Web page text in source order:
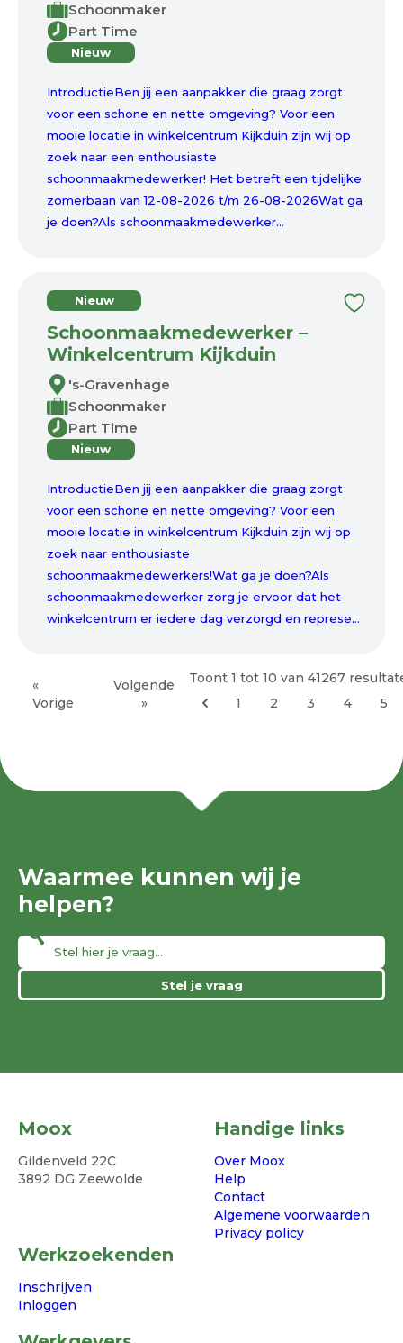
Schoonmaker
Part Time
Nieuw
IntroductieBen jij een aanpakker die graag zorgt
voor een schone en nette omgeving? Voor een
mooie locatie in winkelcentrum Kijkduin zijn wij op
zoek naar een enthousiaste
schoonmaakmedewerker! Het betreft een tijdelijke
zomerbaan van 12-08-2026 t/m 26-08-2026Wat ga
je doen?Als schoonmaakmedewerker...
Nieuw
Schoonmaakmedewerker –
Winkelcentrum Kijkduin
's-Gravenhage
Schoonmaker
Part Time
Nieuw
IntroductieBen jij een aanpakker die graag zorgt
voor een schone en nette omgeving? Voor een
mooie locatie in winkelcentrum Kijkduin zijn wij op
zoek naar enthousiaste
schoonmaakmedewerkers!Wat ga je doen?Als
schoonmaakmedewerker zorg je ervoor dat het
winkelcentrum er iedere dag verzorgd en represe...
«
Vorige
Volgende
»
Toont 1 tot 10 van 41267
1
2 3 4 5
Waarmee kunnen wij je
helpen?
Stel je vraag
Moox
Gildenveld 22C
3892 DG Zeewolde
Handige links
Over Moox
Help
Contact
Algemene voorwaarden
Privacy policy
Werkzoekenden
Inschrijven
Inloggen